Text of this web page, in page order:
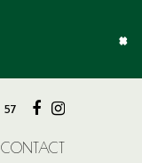
×
57
CONTACT